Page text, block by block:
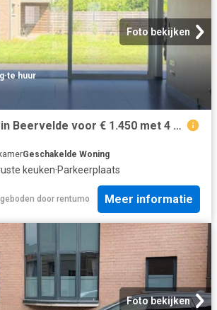
Foto bekijken
·te huur
Woning te huur in Beervelde voor € 1.450 met 4 slaapkamers
Geschakelde Woning
keuken·Parkeerplaats
door rentumo Meer informatie
Foto bekijken